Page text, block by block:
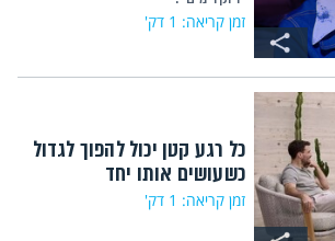
זמן קריאה: 1 דק'
כל רגע קטן יכול להפוך לגדול
כשעושים אותו יחד
זמן קריאה: 1 דק'